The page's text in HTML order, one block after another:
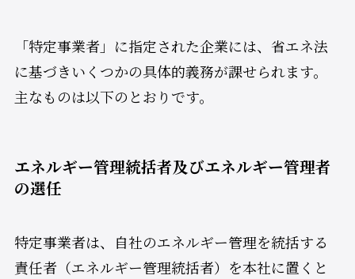
「特定事業者」に指定された企業には、省エネ法
に基づきいくつかの具体的義務が課せられます。
主なものは以下のとおりです。
エネルギー管理統括者及びエネルギー管理者
の選任
特定事業者は、自社のエネルギー管理を統括する
責任者（エネルギー管理統括者）を本社に置くと